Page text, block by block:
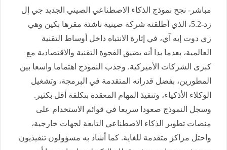
مباشر- نجح نموذج الذكاء الاصطناعي الصيني الجديد جي إل
زد-5.2، الذي أطلقته شركة صينية ناشئة مقرها بكين وهي
زي دوت إيه آي، في إثارة الانتباه داخل أوساط التقنية
العالمية، بعدما بدا أنه يضيق الفجوة التقنية والاقتصادية مع
كبرى الشركات الأميركية. وجذب النموذج اهتماما واسعا بين
المطورين، بفضل قدراته المتقدمة في البرمجة، وتشغيل
الوكلاء الأذكياء، وتنفيذ المهام المعقدة بتكلفة أقل بكثير.
وسجل النموذج صعودا سريعا في قوائم الاستخدام على
منصات تطوير الذكاء الاصطناعي التابعة لجهات خارجية،
واحتل مراكز متقدمة للغاية. كما أشاد به مسؤولون تنفيذيون